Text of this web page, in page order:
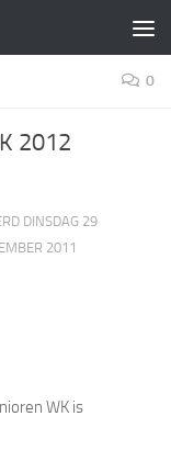
0
2012
DINSDAG 29
2011
WK is